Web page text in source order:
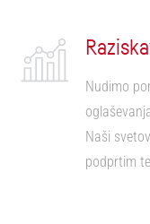
Nudimo
Naši
podprtim